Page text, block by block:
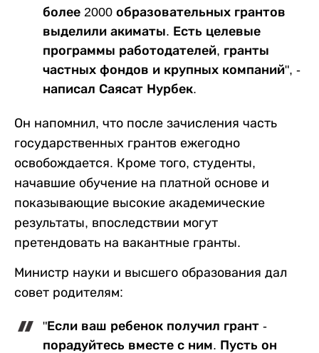
более 2000 образовательных грантов
выделили акиматы. Есть целевые
программы работодателей, гранты
частных фондов и крупных компаний", -
написал Саясат Нурбек.
Он напомнил, что после зачисления часть
государственных грантов ежегодно
освобождается. Кроме того, студенты,
начавшие обучение на платной основе и
показывающие высокие академические
результаты, впоследствии могут
претендовать на вакантные гранты.
Министр науки и высшего образования дал
совет родителям:
"Если ваш ребенок получил грант -
порадуйтесь вместе с ним. Пусть он